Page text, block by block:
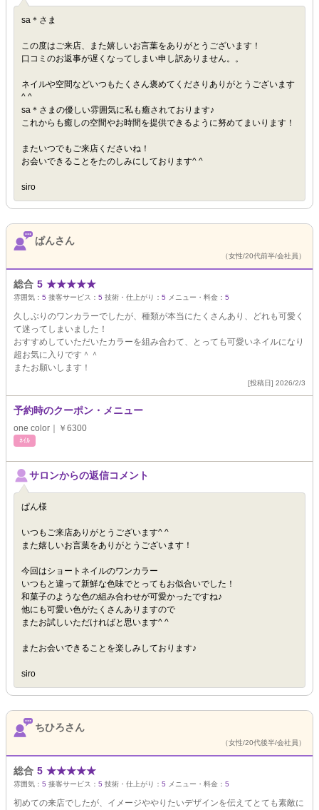
sa＊さま
この度はご来店、また嬉しいお言葉をありがとうございます！
口コミのお返事が遅くなってしまい申し訳ありません。。
ネイルや空間などいつもたくさん褒めてくださりありがとうございます
^ ^
sa＊さまの優しい雰囲気に私も癒されております♪
これからも癒しの空間やお時間を提供できるように努めてまいります！
またいつでもご来店くださいね！
お会いできることをたのしみにしております^ ^
siro
ぱんさん
（女性/20代前半/会社員）
総合 5 ★★★★★
雰囲気： 5 接客サービス： 5 技術・仕上がり： 5 メニュー・料金： 5
久しぶりのワンカラーでしたが、種類が本当にたくさんあり、どれも可愛く
て迷ってしまいました！
おすすめしていただいたカラーを組み合わて、とっても可愛いネイルになり
超お気に入りです＾＾
またお願いします！
[投稿日] 2026/2/3
予約時のクーポン・メニュー
one color｜￥6300
ﾈｲﾙ
サロンからの返信コメント
ぱん様
いつもご来店ありがとうございます^ ^
また嬉しいお言葉をありがとうございます！
今回はショートネイルのワンカラー
いつもと違って新鮮な色味でとってもお似合いでした！
和菓子のような色の組み合わせが可愛かったですね♪
他にも可愛い色がたくさんありますので
またお試しいただければと思います^ ^
またお会いできることを楽しみしております♪
siro
ちひろさん
（女性/20代後半/会社員）
総合 5 ★★★★★
雰囲気： 5 接客サービス： 5 技術・仕上がり： 5 メニュー・料金： 5
初めての来店でしたが、イメージややりたいデザインを伝えてとても素敵に